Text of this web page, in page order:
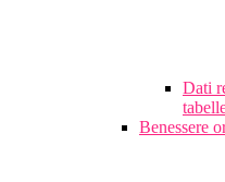
Dati
Benessere